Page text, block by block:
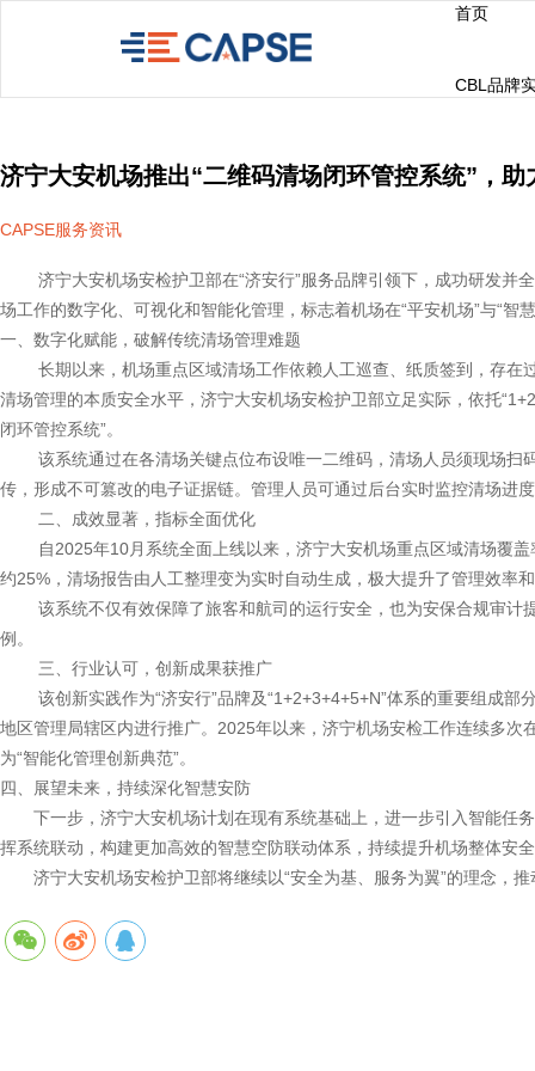
首页
CBL品牌
济宁大安机场推出“二维码清场闭环管控系统”，
CAPSE服务资讯
济宁大安机场安检护卫部在“济安行”服务品牌引领下，成功研发并
场工作的数字化、可视化和智能化管理，标志着机场在“平安机场”与“智
一、数字化赋能，破解传统清场管理难题
长期以来，机场重点区域清场工作依赖人工巡查、纸质签到，存在
清场管理的本质安全水平，济宁大安机场安检护卫部立足实际，依托
闭环管控系统”。
该系统通过在各清场关键点位布设唯一二维码，清场人员须现场扫
传，形成不可篡改的电子证据链。管理人员可通过后台实时监控清场进
二、成效显著，指标全面优化
自2025年10月系统全面上线以来，济宁大安机场重点区域清场覆盖
约25%，清场报告由人工整理变为实时自动生成，极大提升了管理效率
该系统不仅有效保障了旅客和航司的运行安全，也为安保合规审计
例。
三、行业认可，创新成果获推广
该创新实践作为“济安行”品牌及“1+2+3+4+5+N”体系的重要组成部
地区管理局辖区内进行推广。2025年以来，济宁机场安检工作连续多
为“智能化管理创新典范”。
四、展望未来，持续深化智慧安防
下一步，济宁大安机场计划在现有系统基础上，进一步引入智能任
挥系统联动，构建更加高效的智慧空防联动体系，持续提升机场整体安
济宁大安机场安检护卫部将继续以“安全为基、服务为翼”的理念，